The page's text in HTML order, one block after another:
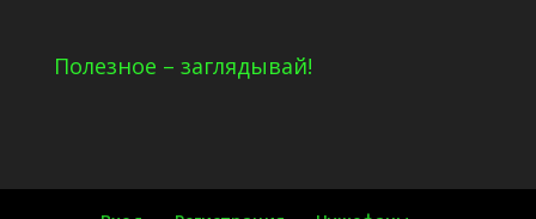
Полезное – заглядывай!